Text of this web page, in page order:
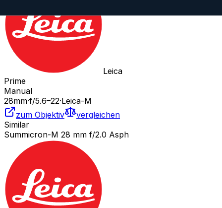
Leica
Prime
Manual
28mm·f/5.6–22·Leica-M
zum Objektiv
vergleichen
Similar
Summicron-M 28 mm f/2.0 Asph